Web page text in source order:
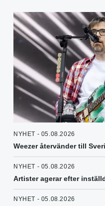
NYHET - 05.08.2026
Weezer återvänder till
NYHET - 05.08.2026
Artister agerar efter
NYHET - 05.08.2026